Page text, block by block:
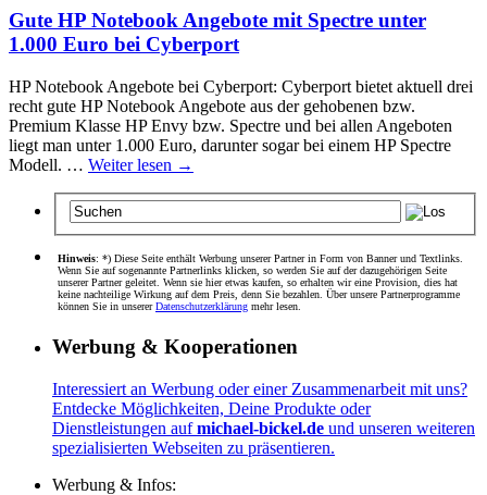
Gute HP Notebook Angebote mit Spectre unter
1.000 Euro bei Cyberport
HP Notebook Angebote bei Cyberport: Cyberport bietet aktuell drei
recht gute HP Notebook Angebote aus der gehobenen bzw.
Premium Klasse HP Envy bzw. Spectre und bei allen Angeboten
liegt man unter 1.000 Euro, darunter sogar bei einem HP Spectre
Modell. … Weiter lesen →
Hinweis: *) Diese Seite enthält Werbung unserer Partner in Form von Banner und Textlinks.
Wenn Sie auf sogenannte Partnerlinks klicken, so werden Sie auf der dazugehörigen Seite
unserer Partner geleitet. Wenn sie hier etwas kaufen, so erhalten wir eine Provision, dies hat
keine nachteilige Wirkung auf dem Preis, denn Sie bezahlen. Über unsere Partnerprogramme
können Sie in unsererDatenschutzerklärung mehr lesen.
Werbung & Kooperationen
Interessiert an Werbung oder einer Zusammenarbeit mit uns?
Entdecke Möglichkeiten, Deine Produkte oder
Dienstleistungen aufmichael-bickel.de und unseren weiteren
spezialisierten Webseiten zu präsentieren.
Werbung & Infos: